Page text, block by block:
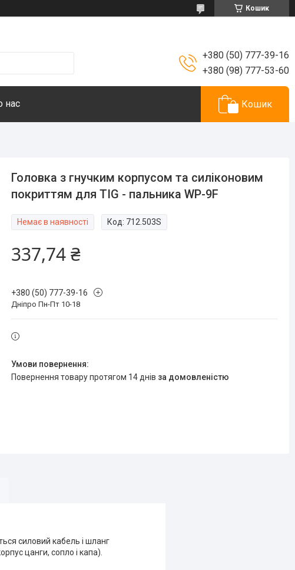
Кошик
+380 (50) 777-39-16
+380 (98) 777-53-60
нас Кошик
Головка з гнучким корпусом та силіконовим
покриттям для TIG - пальника WP-9F
Немає в наявності Код: 712.503S
337,74 ₴
+380 (50) 777-39-16
Дніпро Пн-Пт 10-18
повернення товару протягом 14 днів за домовленістю
силовий кабель і шланг
цанги, сопло і капа).